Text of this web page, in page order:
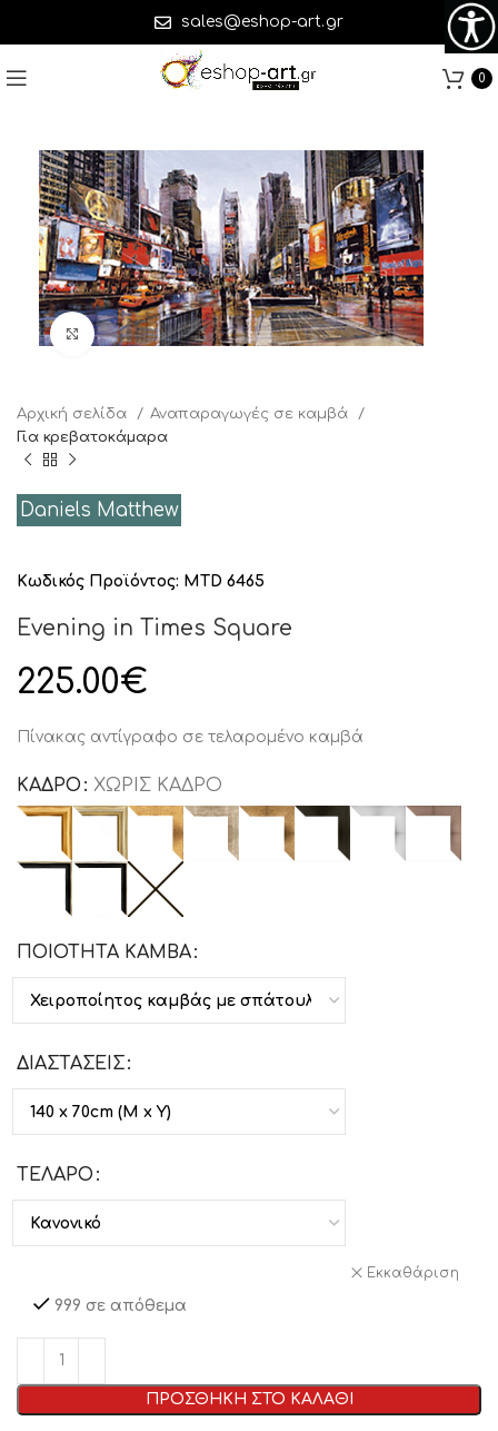
sales@eshop-art.gr
0
Click to enlarge
Αρχική σελίδα
Αναπαραγωγές σε καμβά
Για κρεβατοκάμαρα
Daniels Matthew
Κωδικός Προϊόντος: MTD 6465
Evening in Times Square
225.00€
Πίνακας αντίγραφο σε τελαρομένο καμβά
ΚΑΔΡΟ ΧΩΡΊΣ ΚΆΔΡΟ
ΠΟΙΟΤΗΤΑ ΚΑΜΒΑ
ΔΙΑΣΤΑΣΕΙΣ
ΤΕΛΑΡΟ
Εκκαθάριση
999 σε απόθεμα
ΠΡΟΣΘΗΚΗ ΣΤΟ ΚΑΛΑΘΙ